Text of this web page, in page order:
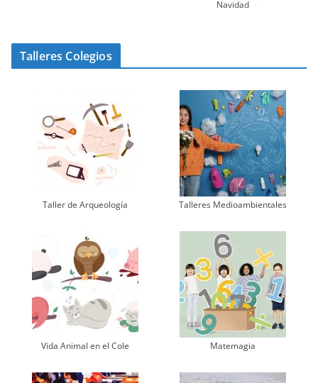
Navidad
Talleres Colegios
Taller de Arqueología Talleres Medioambientales
Vida Animal en el Cole Matemagia